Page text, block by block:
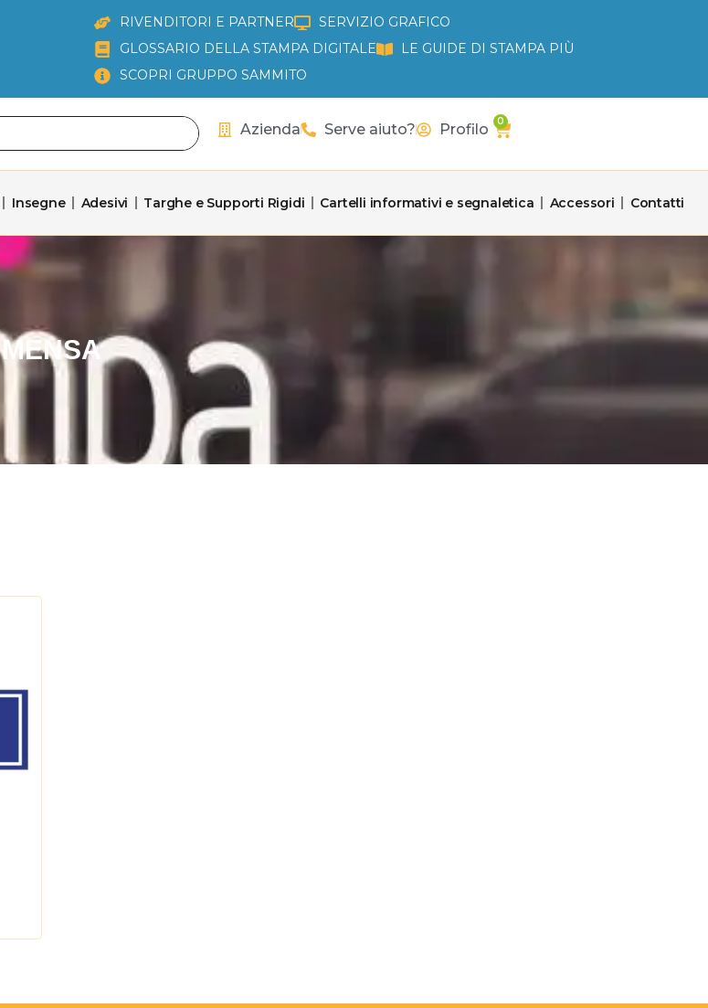
RIVENDITORI E PARTNER
SERVIZIO GRAFICO
GLOSSARIO DELLA STAMPA DIGITALE
LE GUIDE DI STAMPA PIÙ
SCOPRI GRUPPO SAMMITO
Azienda Serve aiuto? Profilo 0
Carrello
Insegne Adesivi Targhe e Supporti Rigidi Cartelli informativi e segnaletica Accessori Contatti
MENSA